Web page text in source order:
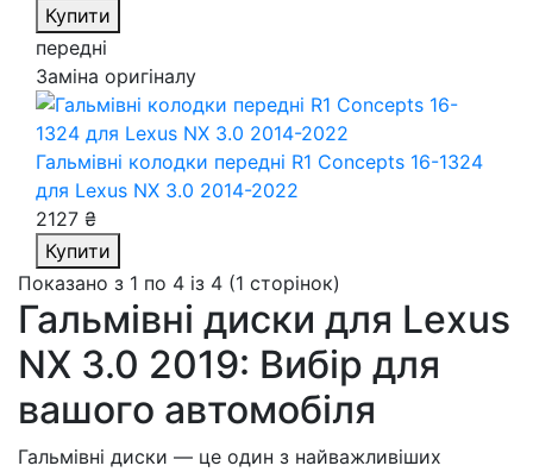
Купити
передні
Заміна оригіналу
Гальмівні колодки передні R1 Concepts 16-1324
для Lexus NX 3.0 2014-2022
2127 ₴
Купити
Показано з 1 по 4 із 4 (1 сторінок)
Гальмівні диски для Lexus
NX 3.0 2019: Вибір для
вашого автомобіля
Гальмівні диски — це один з найважливіших